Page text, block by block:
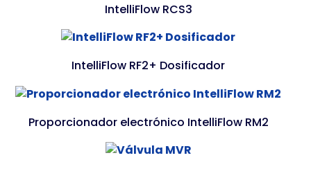
IntelliFlow RCS3
IntelliFlow RF2+ Dosificador
Proporcionador electrónico IntelliFlow RM2